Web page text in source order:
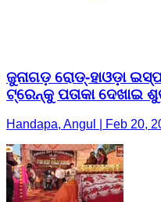
ଜୁନାଗଡ଼ ରୋଡ୍-ହାଓଡ଼ା
ଟ୍ରେନ୍କୁ ପତାକା ଦେଖାଇ
Handapa, Angul | Feb 20,